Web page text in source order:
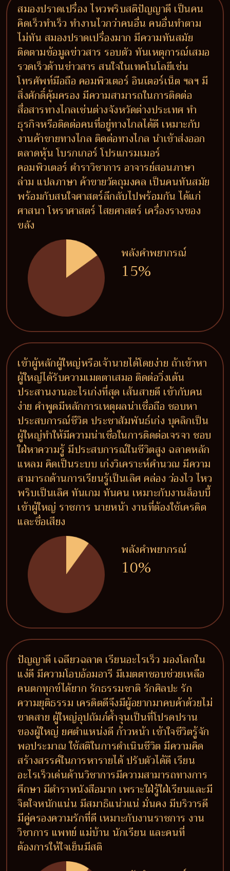
สมองปราดเปรื่อง ไหวพริบสติปัญญาดี เป็นคน
คิดเร็วทำเร็ว ทำงานไวกว่าคนอื่น คนอื่นทำตาม
ไม่ทัน สมองปราดเปรื่องมาก มีความทันสมัย
ติดตามข้อมูลข่าวสาร รอบตัว ทันเหตุการณ์เสมอ
รวดเร็วด้านข่าวสาร สนใจในเทคโนโลยีเช่น
โทรศัพท์มือถือ คอมพิวเตอร์ อินเตอร์เน็ต ฯลฯ มี
สิ่งศักดิ์คุ้มครอง มีความสามารถในการติดต่อ
สื่อสารทางไกลเช่นต่างจังหวัดต่างประเทศ ทำ
ธุรกิจหรือติดต่อคนที่อยู่ทางไกลได้ดี เหมาะกับ
งานค้าขายทางไกล ติดต่อทางไกล นำเข้าส่งออก
ตลาดหุ้น โบรกเกอร์ โปรแกรมเมอร์
คอมพิวเตอร์ ตำราวิชาการ อาจารย์สอนภาษา
ล่าม แปลภาษา ค้าขายวัตถุมงคล เป็นคนทันสมัย
พร้อมกับสนใจศาสตร์ลึกลับไปพร้อมกัน ได้แก่
ศาสนา โหราศาสตร์ ไสยศาสตร์ เครื่องรางของ
ขลัง
พลังคำพยากรณ์
15%
เข้าผู้หลักผู้ใหญ่หรือเจ้านายได้โดยง่าย ถ้าเข้าหา
ผู้ใหญ่ได้รับความเมตตาเสมอ ติดต่อวิ่งเต้น
ประสานงานอะไรเก่งที่สุด เส้นสายดี เข้ากับคน
ง่าย คำพูดมีหลักการเหตุผลน่าเชื่อถือ ชอบหา
ประสบการณ์ชีวิต ประชาสัมพันธ์เก่ง บุคลิกเป็น
ผู้ใหญ่ทำให้มีความน่าเชื่อในการติดต่อเจรจา ชอบ
ใฝ่หาความรู้ มีประสบการณ์ในชีวิตสูง ฉลาดหลัก
แหลม คิดเป็นระบบ เก่งวิเคราะห์คำนวณ มีความ
สามารถด้านการเรียนรู้เป็นเลิศ คล่อง ว่องไว ไหว
พริบเป็นเลิศ ทันเกม ทันคน เหมาะกับงานล็อบบี้
เข้าผู้ใหญ่ ราชการ นายหน้า งานที่ต้องใช้เครดิต
และชื่อเสียง
พลังคำพยากรณ์
10%
ปัญญาดี เฉลียวฉลาด เรียนอะไรเร็ว มองโลกใน
แง่ดี มีความโอบอ้อมอารี มีเมตตาชอบช่วยเหลือ
คนตกทุกข์ได้ยาก รักธรรมชาติ รักศิลปะ รัก
ความยุติธรรม เครดิตดีจึงมีผู้อยากมาคบค้าด้วยไม่
ขาดสาย ผู้ใหญ่อุปถัมภ์ค้ำจุนเป็นที่โปรดปราน
ของผู้ใหญ่ ยศตำแหน่งดี ก้าวหน้า เข้าใจชีวิตรู้จัก
พอประมาณ ใช้สติในการดำเนินชีวิต มีความคิด
สร้างสรรค์ในการหารายได้ ปรับตัวได้ดี เรียน
อะไรเร็วเด่นด้านวิชาการมีความสามารถทางการ
ศึกษา มีตำราหนังสือมาก เพราะใฝ่รู้ใฝ่เรียนและมี
จิตใจหนักแน่น มีสมาธิแน่วแน่ มั่นคง มีบริวารดี
มีคู่ครองความรักที่ดี เหมาะกับงานราชการ งาน
วิชาการ แพทย์ แม่บ้าน นักเรียน และคนที่
ต้องการให้ใจเย็นมีสติ